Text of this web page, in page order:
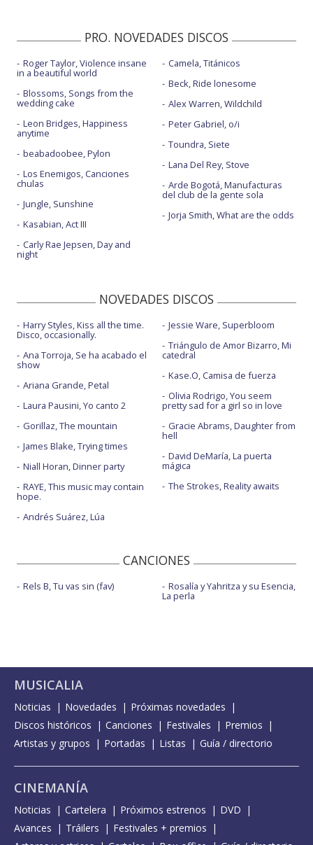
PRO. NOVEDADES DISCOS
Roger Taylor, Violence insane
in a beautiful world
Blossoms, Songs from the
wedding cake
Leon Bridges, Happiness
anytime
beabadoobee, Pylon
Los Enemigos, Canciones
chulas
Jungle, Sunshine
Kasabian, Act III
Carly Rae Jepsen, Day and
night
Camela, Titánicos
Beck, Ride lonesome
Alex Warren, Wildchild
Peter Gabriel, o/i
Toundra, Siete
Lana Del Rey, Stove
Arde Bogotá, Manufacturas
del club de la gente sola
Jorja Smith, What are the odds
NOVEDADES DISCOS
Harry Styles, Kiss all the time.
Disco, occasionally.
Ana Torroja, Se ha acabado el
show
Ariana Grande, Petal
Laura Pausini, Yo canto 2
Gorillaz, The mountain
James Blake, Trying times
Niall Horan, Dinner party
RAYE, This music may contain
hope.
Andrés Suárez, Lúa
Jessie Ware, Superbloom
Triángulo de Amor Bizarro, Mi
catedral
Kase.O, Camisa de fuerza
Olivia Rodrigo, You seem
pretty sad for a girl so in love
Gracie Abrams, Daughter from
hell
David DeMaría, La puerta
mágica
The Strokes, Reality awaits
CANCIONES
Rels B, Tu vas sin (fav) Rosalía y Yahritza y su Esencia,
La perla
MUSICALIA
Noticias Novedades
Próximas novedades
Discos históricos
Canciones Festivales
Premios
Artistas y grupos
Portadas Listas Guía / directorio
CINEMANÍA
Noticias Cartelera Próximos estrenos
DVD
Avances
Tráilers
Festivales + premios